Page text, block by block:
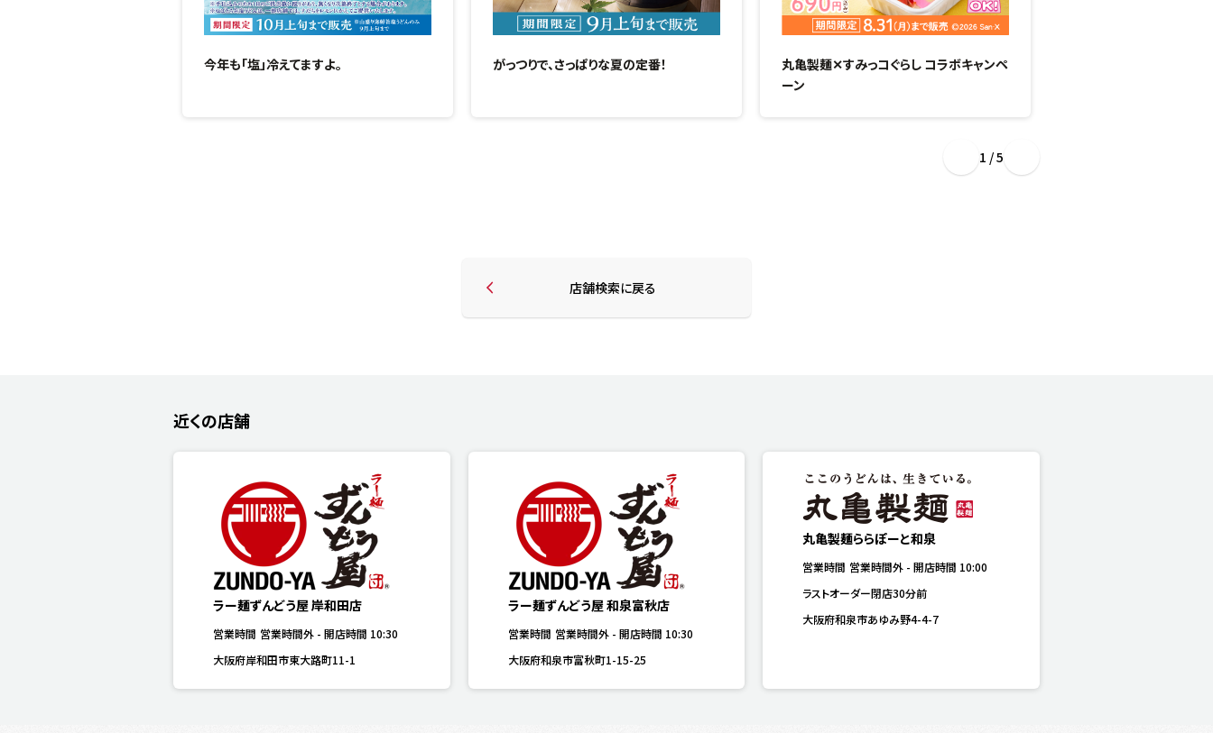
今年も「塩」冷えてますよ。 がっつりで、さっぱりな夏の定番！
丸亀製麺✕すみっコぐらし コラボキャンペ
ーン
1 / 5
店舗検索に戻る
近くの店舗
ラー麺ずんどう屋 岸和田店
営業時間 営業時間外 - 開店時間 10:30
大阪府岸和田市東大路町11-1
ラー麺ずんどう屋 和泉富秋店
営業時間 営業時間外- 開店時間 10:30
大阪府和泉市富秋町1-15-25
丸亀製麺ららぽーと和泉
営業時間 営業時間外 -開店時間 10:00
ラストオーダー閉店30分前
大阪府和泉市あゆみ野4-4-7